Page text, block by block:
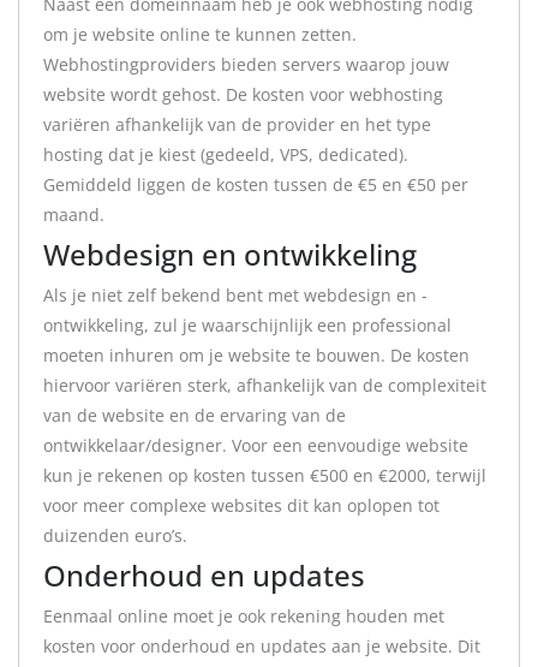
om je website online te kunnen zetten.
Webhostingproviders bieden servers waarop jouw
website wordt gehost. De kosten voor webhosting
variëren afhankelijk van de provider en het type
hosting dat je kiest (gedeeld, VPS, dedicated).
Gemiddeld liggen de kosten tussen de €5 en €50 per
maand.
Webdesign en ontwikkeling
Als je niet zelf bekend bent met webdesign en -
ontwikkeling, zul je waarschijnlijk een professional
moeten inhuren om je website te bouwen. De kosten
hiervoor variëren sterk, afhankelijk van de complexiteit
van de website en de ervaring van de
ontwikkelaar/designer. Voor een eenvoudige website
kun je rekenen op kosten tussen €500 en €2000, terwijl
voor meer complexe websites dit kan oplopen tot
duizenden euro’s.
Onderhoud en updates
Eenmaal online moet je ook rekening houden met
kosten voor onderhoud en updates aan je website. Dit